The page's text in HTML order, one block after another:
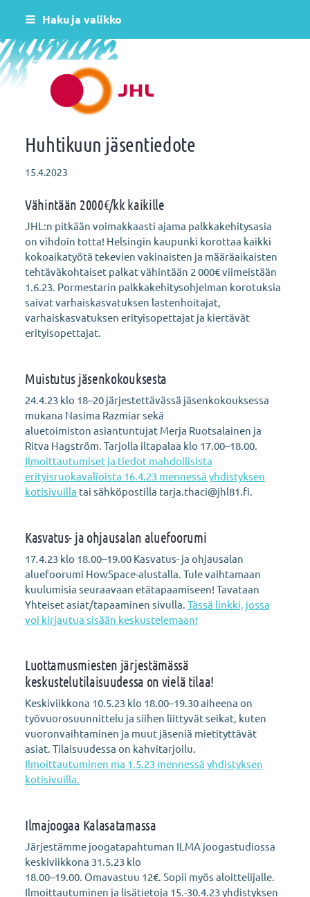
Siirry
sisältöön
Haku ja valikko
Helsingin varhaiskasvatus JHL ry 081
Huhtikuun jäsentiedote
15.4.2023
Vähintään 2000€/kk kaikille
JHL:n pitkään voimakkaasti ajama palkkakehitysasia
on vihdoin totta! Helsingin kaupunki korottaa kaikki
kokoaikatyötä tekevien vakinaisten ja määräaikaisten
tehtäväkohtaiset palkat vähintään 2 000€ viimeistään
1.6.23. Pormestarin palkkakehitysohjelman korotuksia
saivat varhaiskasvatuksen lastenhoitajat,
varhaiskasvatuksen erityisopettajat ja kiertävät
erityisopettajat.
Muistutus jäsenkokouksesta
24.4.23 klo 18–20 järjestettävässä jäsenkokouksessa
mukana Nasima Razmiar sekä
aluetoimiston asiantuntujat Merja Ruotsalainen ja
Ritva Hagström. Tarjolla iltapalaa klo 17.00–18.00.
Ilmoittautumiset ja tiedot mahdollisista
erityisruokavalioista 16.4.23 mennessä yhdistyksen
kotisivuilla tai sähköpostilla tarja.thaci@jhl81.fi.
Kasvatus- ja ohjausalan aluefoorumi
17.4.23 klo 18.00–19.00 Kasvatus- ja ohjausalan
aluefoorumi HowSpace-alustalla. Tule vaihtamaan
kuulumisia seuraavaan etätapaamiseen! Tavataan
Yhteiset asiat/tapaaminen sivulla. Tässä linkki, jossa
voi kirjautua sisään keskustelemaan!
Luottamusmiesten järjestämässä
keskustelutilaisuudessa on vielä tilaa!
Keskiviikkona 10.5.23 klo 18.00–19.30 aiheena on
työvuorosuunnittelu ja siihen liittyvät seikat, kuten
vuoronvaihtaminen ja muut jäseniä mietityttävät
asiat. Tilaisuudessa on kahvitarjoilu.
Ilmoittautuminen ma 1.5.23 mennessä yhdistyksen
kotisivuilla.
Ilmajoogaa Kalasatamassa
Järjestämme joogatapahtuman ILMA joogastudiossa
keskiviikkona 31.5.23 klo
18.00–19.00. Omavastuu 12€. Sopii myös aloittelijalle.
Ilmoittautuminen ja lisätietoja 15.-30.4.23 yhdistyksen